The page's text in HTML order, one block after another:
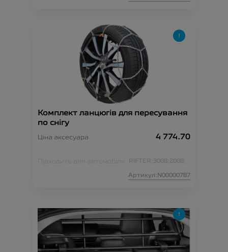
Комплект ланцюгів для пересування
по снігу
Ціна аксесуара 4 774.70
Підходить для автомобіля : RIFTER; 3008; 2008;
Артикул:N00000787